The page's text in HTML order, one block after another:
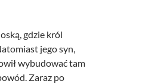
gdzie król
jego syn,
wybudować tam
Zaraz po